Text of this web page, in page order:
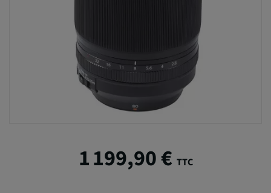
1 199,90 € TTC